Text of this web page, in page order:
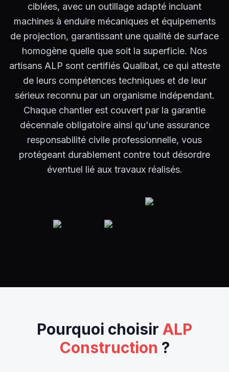
ciblées, avec un outillage adapté incluant
machines à enduire mécaniques et équipements
de projection, garantissant une qualité de surface
homogène quelle que soit la superficie. Nos
artisans ALP sont certifiés Qualibat, ce qui atteste
de leurs compétences techniques et de leur
sérieux reconnu par un organisme indépendant.
Chaque chantier est couvert par la garantie
décennale obligatoire ainsi qu'une assurance
responsabilité civile professionnelle, vous
protégeant durablement contre tout désordre
éventuel lié aux travaux réalisés.
Pourquoi choisir ALP
Construction ?